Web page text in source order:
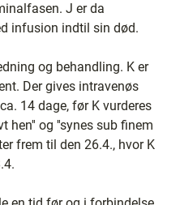
J er da
infusion indtil sin død.
og behandling. K er
Der gives intravenøs
14 dage, før K vurderes
hen'' og ''synes sub finem
frem til den 26.4., hvor K